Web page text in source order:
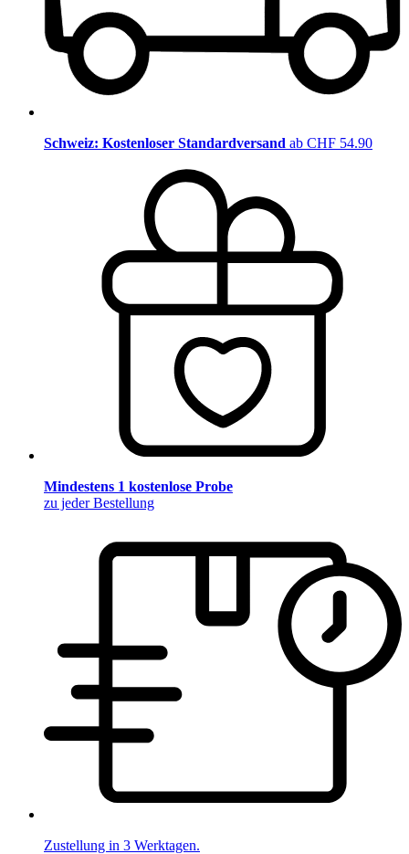
Schweiz: Kostenloser Standardversand ab CHF 54.90
Mindestens 1 kostenlose Probe
zu jeder Bestellung
Zustellung in 3 Werktagen.